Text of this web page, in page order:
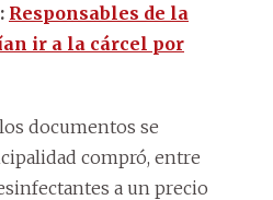
Responsables de la
ir a la cárcel por
documentos se
compró, entre
a un precio